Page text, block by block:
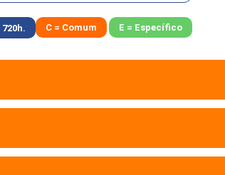
720h. C = Comum E = Específico